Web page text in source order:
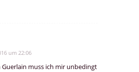
um 22:06
Guerlain muss ich mir unbedingt